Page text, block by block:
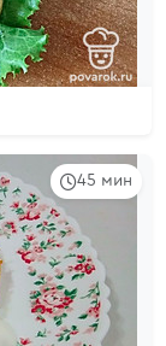
45 мин